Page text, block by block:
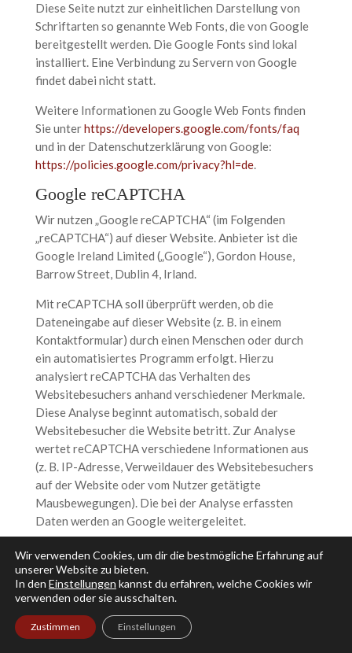
Diese Seite nutzt zur einheitlichen Darstellung von
Schriftarten so genannte Web Fonts, die von Google
bereitgestellt werden. Die Google Fonts sind lokal
installiert. Eine Verbindung zu Servern von Google
findet dabei nicht statt.
Weitere Informationen zu Google Web Fonts finden
Sie unterhttps://developers.google.com/fonts/faq
und in der Datenschutzerklärung von Google:
https://policies.google.com/privacy?hl=de.
Google reCAPTCHA
Wir nutzen „Google reCAPTCHA“ (im Folgenden
„reCAPTCHA“) auf dieser Website. Anbieter ist die
Google Ireland Limited („Google“), Gordon House,
Barrow Street, Dublin 4, Irland.
Mit reCAPTCHA soll überprüft werden, ob die
Dateneingabe auf dieser Website (z. B. in einem
Kontaktformular) durch einen Menschen oder durch
ein automatisiertes Programm erfolgt. Hierzu
analysiert reCAPTCHA das Verhalten des
Websitebesuchers anhand verschiedener Merkmale.
Diese Analyse beginnt automatisch, sobald der
Websitebesucher die Website betritt. Zur Analyse
wertet reCAPTCHA verschiedene Informationen aus
(z. B. IP-Adresse, Verweildauer des Websitebesuchers
auf der Website oder vom Nutzer getätigte
Mausbewegungen). Die bei der Analyse erfassten
Daten werden an Google weitergeleitet.
Die reCAPTCHA-Analysen laufen vollständig im
Hintergrund. Websitebesucher werden nicht darauf
hingewiesen, dass eine Analyse stattfindet.
Die Speicherung und Analyse der Daten erfolgt auf
Grundlage von Art. 6 Abs. 1 lit. f DSGVO. Der
Wir verwenden Cookies, um dir die bestmögliche Erfahrung auf
unserer Website zu bieten.
In den Einstellungen kannst du erfahren, welche Cookies wir
verwenden oder sie ausschalten.
Zustimmen Einstellungen